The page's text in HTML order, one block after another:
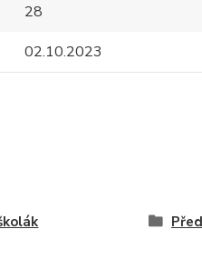
28
02.10.2023